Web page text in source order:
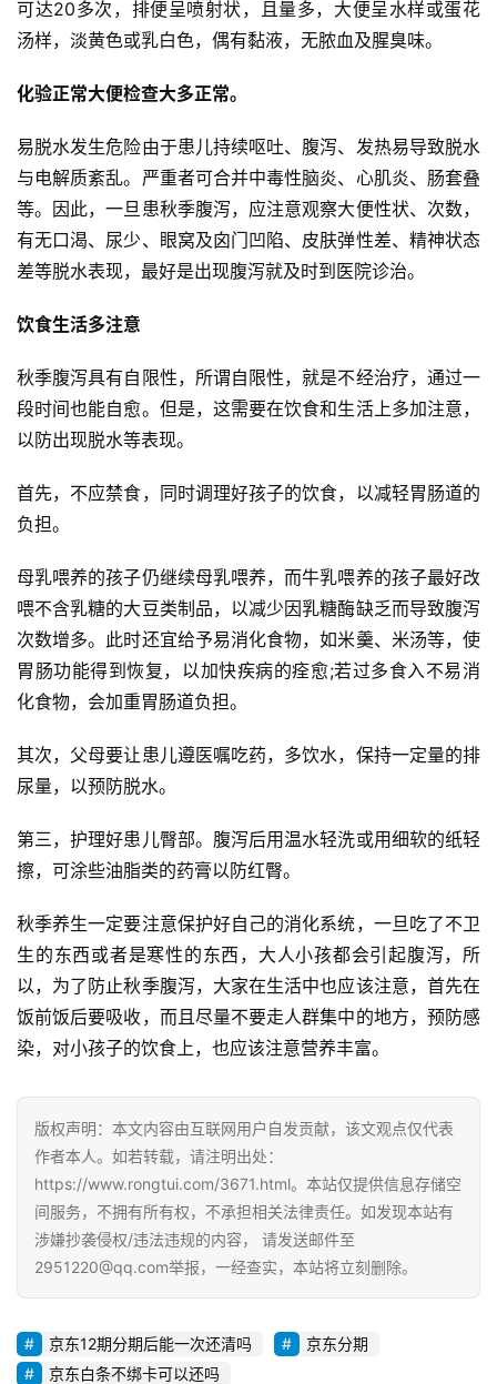
首
页
自
媒
体
G
E
O
优
化
观
察
电
营
登录
可达20多次，排便呈喷射状，且量多，大便呈水样或蛋花
汤样，淡黄色或乳白色，偶有黏液，无脓血及腥臭味。
化验正常大便检查大多正常。
易脱水发生危险由于患儿持续呕吐、腹泻、发热易导致脱水
与电解质紊乱。严重者可合并中毒性脑炎、心肌炎、肠套叠
等。因此，一旦患秋季腹泻，应注意观察大便性状、次数，
有无口渴、尿少、眼窝及囟门凹陷、皮肤弹性差、精神状态
差等脱水表现，最好是出现腹泻就及时到医院诊治。
饮食生活多注意
秋季腹泻具有自限性，所谓自限性，就是不经治疗，通过一
段时间也能自愈。但是，这需要在饮食和生活上多加注意，
以防出现脱水等表现。
首先，不应禁食，同时调理好孩子的饮食，以减轻胃肠道的
负担。
母乳喂养的孩子仍继续母乳喂养，而牛乳喂养的孩子最好改
喂不含乳糖的大豆类制品，以减少因乳糖酶缺乏而导致腹泻
次数增多。此时还宜给予易消化食物，如米羹、米汤等，使
胃肠功能得到恢复，以加快疾病的痊愈;若过多食入不易消
化食物，会加重胃肠道负担。
其次，父母要让患儿遵医嘱吃药，多饮水，保持一定量的排
尿量，以预防脱水。
第三，护理好患儿臀部。腹泻后用温水轻洗或用细软的纸轻
擦，可涂些油脂类的药膏以防红臀。
秋季养生一定要注意保护好自己的消化系统，一旦吃了不卫
生的东西或者是寒性的东西，大人小孩都会引起腹泻，所
以，为了防止秋季腹泻，大家在生活中也应该注意，首先在
饭前饭后要吸收，而且尽量不要走人群集中的地方，预防感
染，对小孩子的饮食上，也应该注意营养丰富。
版权声明：本文内容由互联网用户自发贡献，该文观点仅代表
作者本人。如若转载，请注明出处：
https://www.rongtui.com/3671.html。本站仅提供信息存储空
间服务，不拥有所有权，不承担相关法律责任。如发现本站有
涉嫌抄袭侵权/违法违规的内容， 请发送邮件至
2951220@qq.com举报，一经查实，本站将立刻删除。
京东12期分期后能一次还清吗
京东分期
京东白条不绑卡可以还吗